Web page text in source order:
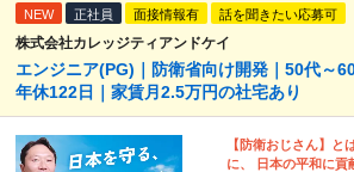
NEW 正社員 面接情報有 話を聞きたい応募可
株式会社カレッジティアンドケイ
エンジニア(PG)｜防衛省向け開発｜50代～
年休122日｜家賃月2.5万円の社宅あり
【防衛おじさん】と
に、 日本の平和に貢